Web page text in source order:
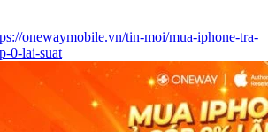
onewaymobile.vn/tin-moi/mua-iphone-tra-
0-lai-suat